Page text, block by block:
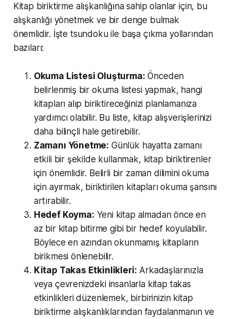
Kitap biriktirme alışkanlığına sahip olanlar için, bu
alışkanlığı yönetmek ve bir denge bulmak
önemlidir. İşte tsundoku ile başa çıkma yollarından
bazıları:
Okuma Listesi Oluşturma: Önceden
belirlenmiş bir okuma listesi yapmak, hangi
kitapları alıp biriktireceğinizi planlamanıza
yardımcı olabilir. Bu liste, kitap alışverişlerinizi
daha bilinçli hale getirebilir.
Zamanı Yönetme: Günlük hayatta zamanı
etkili bir şekilde kullanmak, kitap biriktirenler
için önemlidir. Belirli bir zaman dilimini okuma
için ayırmak, biriktirilen kitapları okuma şansını
artırabilir.
Hedef Koyma: Yeni kitap almadan önce en
az bir kitap bitirme gibi bir hedef koyulabilir.
Böylece en azından okunmamış kitapların
birikmesi önlenebilir.
Kitap Takas Etkinlikleri: Arkadaşlarınızla
veya çevrenizdeki insanlarla kitap takas
etkinlikleri düzenlemek, birbirinizin kitap
biriktirme alışkanlıklarından faydalanmanın ve